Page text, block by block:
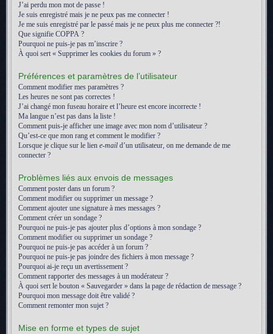
J’ai perdu mon mot de passe !
Je suis enregistré mais je ne peux pas me connecter !
Je me suis enregistré par le passé mais je ne peux plus me connecter ?!
Que signifie COPPA ?
Pourquoi ne puis-je pas m’inscrire ?
À quoi sert « Supprimer les cookies du forum » ?
Préférences et paramètres de l’utilisateur
Comment modifier mes paramètres ?
Les heures ne sont pas correctes !
J’ai changé mon fuseau horaire et l’heure est encore incorrecte !
Ma langue n’est pas dans la liste !
Comment puis-je afficher une image avec mon nom d’utilisateur ?
Qu’est-ce que mon rang et comment le modifier ?
Lorsque je clique sur le lien e-mail d’un utilisateur, on me demande de me
connecter ?
Problèmes liés aux envois de messages
Comment poster dans un forum ?
Comment modifier ou supprimer un message ?
Comment ajouter une signature à mes messages ?
Comment créer un sondage ?
Pourquoi ne puis-je pas ajouter plus d’options à mon sondage ?
Comment modifier ou supprimer un sondage ?
Pourquoi ne puis-je pas accéder à un forum ?
Pourquoi ne puis-je pas joindre des fichiers à mon message ?
Pourquoi ai-je reçu un avertissement ?
Comment rapporter des messages à un modérateur ?
À quoi sert le bouton « Sauvegarder » dans la page de rédaction de message ?
Pourquoi mon message doit être validé ?
Comment remonter mon sujet ?
Mise en forme et types de sujet